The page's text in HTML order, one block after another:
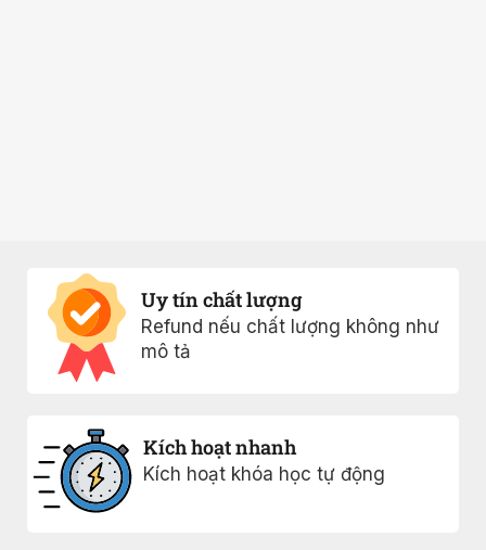
Uy tín chất lượng
Refund nếu chất lượng không như
mô tả
Kích hoạt nhanh
Kích hoạt khóa học tự động